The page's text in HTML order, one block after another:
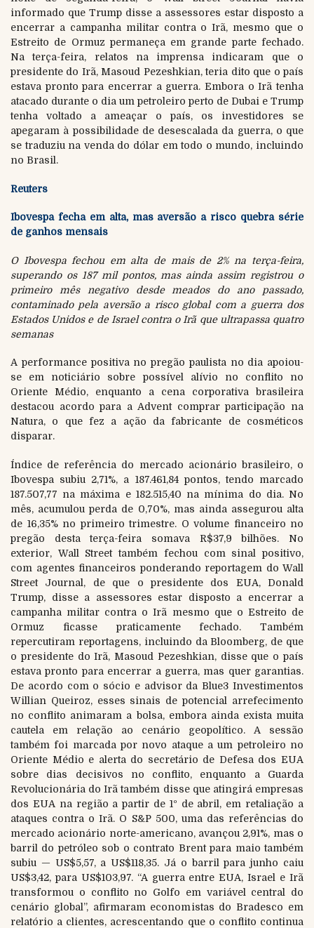
informado que Trump disse a assessores estar disposto a
encerrar a campanha militar contra o Irã, mesmo que o
Estreito de Ormuz permaneça em grande parte fechado.
Na terça-feira, relatos na imprensa indicaram que o
presidente do Irã, Masoud Pezeshkian, teria dito que o país
estava pronto para encerrar a guerra. Embora o Irã tenha
atacado durante o dia um petroleiro perto de Dubai e Trump
tenha voltado a ameaçar o país, os investidores se
apegaram à possibilidade de desescalada da guerra, o que
se traduziu na venda do dólar em todo o mundo, incluindo
no Brasil.
Reuters
Ibovespa fecha em alta, mas aversão a risco quebra série
de ganhos mensais
O Ibovespa fechou em alta de mais de 2% na terça-feira,
superando os 187 mil pontos, mas ainda assim registrou o
primeiro mês negativo desde meados do ano passado,
contaminado pela aversão a risco global com a guerra dos
Estados Unidos e de Israel contra o Irã que ultrapassa quatro
semanas
A performance positiva no pregão paulista no dia apoiou-
se em noticiário sobre possível alívio no conflito no
Oriente Médio, enquanto a cena corporativa brasileira
destacou acordo para a Advent comprar participação na
Natura, o que fez a ação da fabricante de cosméticos
disparar.
Índice de referência do mercado acionário brasileiro, o
Ibovespa subiu 2,71%, a 187.461,84 pontos, tendo marcado
187.507,77 na máxima e 182.515,40 na mínima do dia. No
mês, acumulou perda de 0,70%, mas ainda assegurou alta
de 16,35% no primeiro trimestre. O volume financeiro no
pregão desta terça-feira somava R$37,9 bilhões. No
exterior, Wall Street também fechou com sinal positivo,
com agentes financeiros ponderando reportagem do Wall
Street Journal, de que o presidente dos EUA, Donald
Trump, disse a assessores estar disposto a encerrar a
campanha militar contra o Irã mesmo que o Estreito de
Ormuz ficasse praticamente fechado. Também
repercutiram reportagens, incluindo da Bloomberg, de que
o presidente do Irã, Masoud Pezeshkian, disse que o país
estava pronto para encerrar a guerra, mas quer garantias.
De acordo com o sócio e advisor da Blue3 Investimentos
Willian Queiroz, esses sinais de potencial arrefecimento
no conflito animaram a bolsa, embora ainda exista muita
cautela em relação ao cenário geopolítico. A sessão
também foi marcada por novo ataque a um petroleiro no
Oriente Médio e alerta do secretário de Defesa dos EUA
sobre dias decisivos no conflito, enquanto a Guarda
Revolucionária do Irã também disse que atingirá empresas
dos EUA na região a partir de 1º de abril, em retaliação a
ataques contra o Irã. O S&P 500, uma das referências do
mercado acionário norte-americano, avançou 2,91%, mas o
barril do petróleo sob o contrato Brent para maio também
subiu — US$5,57, a US$118,35. Já o barril para junho caiu
US$3,42, para US$103,97. “A guerra entre EUA, Israel e Irã
transformou o conflito no Golfo em variável central do
cenário global”, afirmaram economistas do Bradesco em
relatório a clientes, acrescentando que o conflito continua